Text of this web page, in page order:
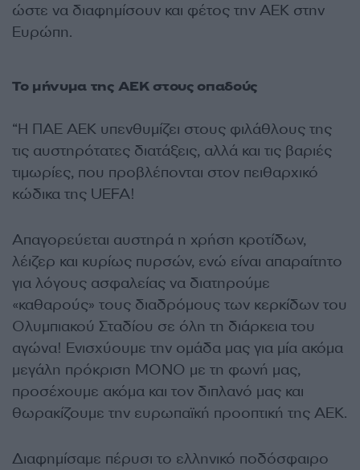
ώστε να διαφημίσουν και φέτος την ΑΕΚ στην
Ευρώπη.
Το μήνυμα της ΑΕΚ στους οπαδούς
“Η ΠΑΕ ΑΕΚ υπενθυμίζει στους φιλάθλους της
τις αυστηρότατες διατάξεις, αλλά και τις βαριές
τιμωρίες, που προβλέπονται στον πειθαρχικό
κώδικα της UEFA!
Απαγορεύεται αυστηρά η χρήση κροτίδων,
λέιζερ και κυρίως πυρσών, ενώ είναι απαραίτητο
για λόγους ασφαλείας να διατηρούμε
«καθαρούς» τους διαδρόμους των κερκίδων του
Ολυμπιακού Σταδίου σε όλη τη διάρκεια του
αγώνα! Ενισχύουμε την ομάδα μας για μία ακόμα
μεγάλη πρόκριση ΜΟΝΟ με τη φωνή μας,
προσέχουμε ακόμα και τον διπλανό μας και
θωρακίζουμε την ευρωπαϊκή προοπτική της ΑΕΚ.
Διαφημίσαμε πέρυσι το ελληνικό ποδόσφαιρο